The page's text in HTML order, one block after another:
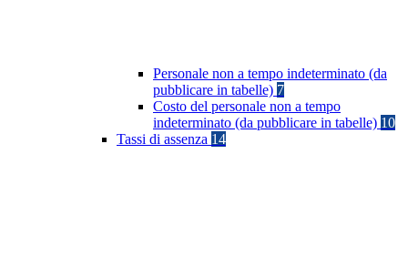
Personale non a tempo indeterminato (da
pubblicare in tabelle) 7
Costo del personale non a tempo
indeterminato (da pubblicare in tabelle) 10
Tassi di assenza 14